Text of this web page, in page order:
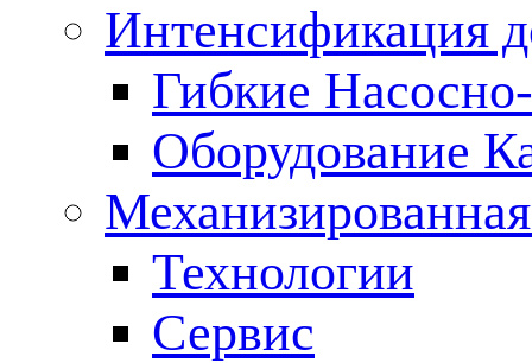
Интенсификация
Гибкие
Оборудование
Технологии
Сервис